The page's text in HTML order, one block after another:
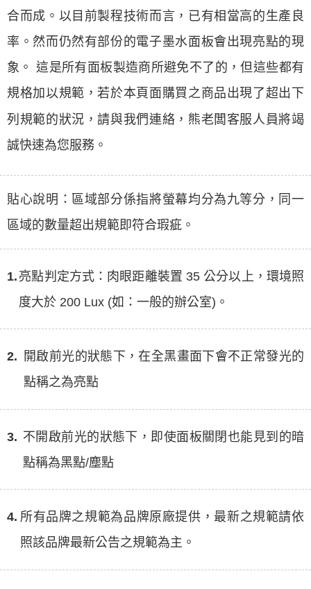
合而成。以目前製程技術而言，已有相當高的生產良
率。然而仍然有部份的電子墨水面板會出現亮點的現
象。 這是所有面板製造商所避免不了的，但這些都有
規格加以規範，若於本頁面購買之商品出現了超出下
列規範的狀況，請與我們連絡，熊老闆客服人員將竭
誠快速為您服務。
貼心說明：區域部分係指將螢幕均分為九等分，同一
區域的數量超出規範即符合瑕疵。
1. 亮點判定方式：肉眼距離裝置 35 公分以上，環境照
度大於 200 Lux (如：一般的辦公室)。
2.
開啟前光的狀態下，在全黑畫面下會不正常發光的
點稱之為亮點
3. 不開啟前光的狀態下，即使面板關閉也能見到的暗
點稱為黑點/塵點
4. 所有品牌之規範為品牌原廠提供，最新之規範請依
照該品牌最新公告之規範為主。